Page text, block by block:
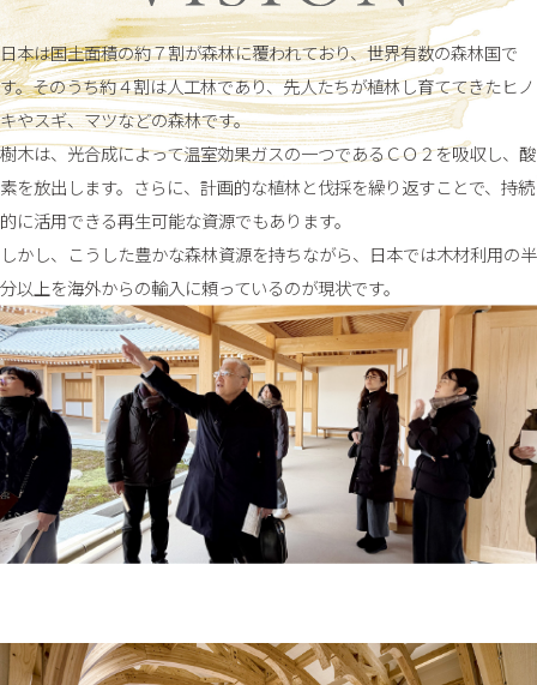
日本は国土面積の約７割が森林に覆われており、世界有数の森林国で
す。そのうち約４割は人工林であり、先人たちが植林し育ててきたヒノ
キやスギ、マツなどの森林です。
樹木は、光合成によって温室効果ガスの一つであるＣＯ２を吸収し、酸
素を放出します。さらに、計画的な植林と伐採を繰り返すことで、持続
的に活用できる再生可能な資源でもあります。
しかし、こうした豊かな森林資源を持ちながら、日本では木材利用の半
分以上を海外からの輸入に頼っているのが現状です。